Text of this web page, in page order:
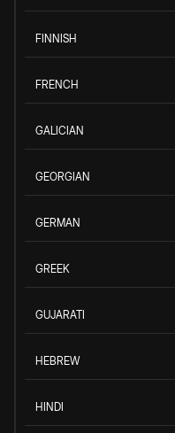
FINNISH
FRENCH
GALICIAN
GEORGIAN
GERMAN
GREEK
GUJARATI
HEBREW
HINDI